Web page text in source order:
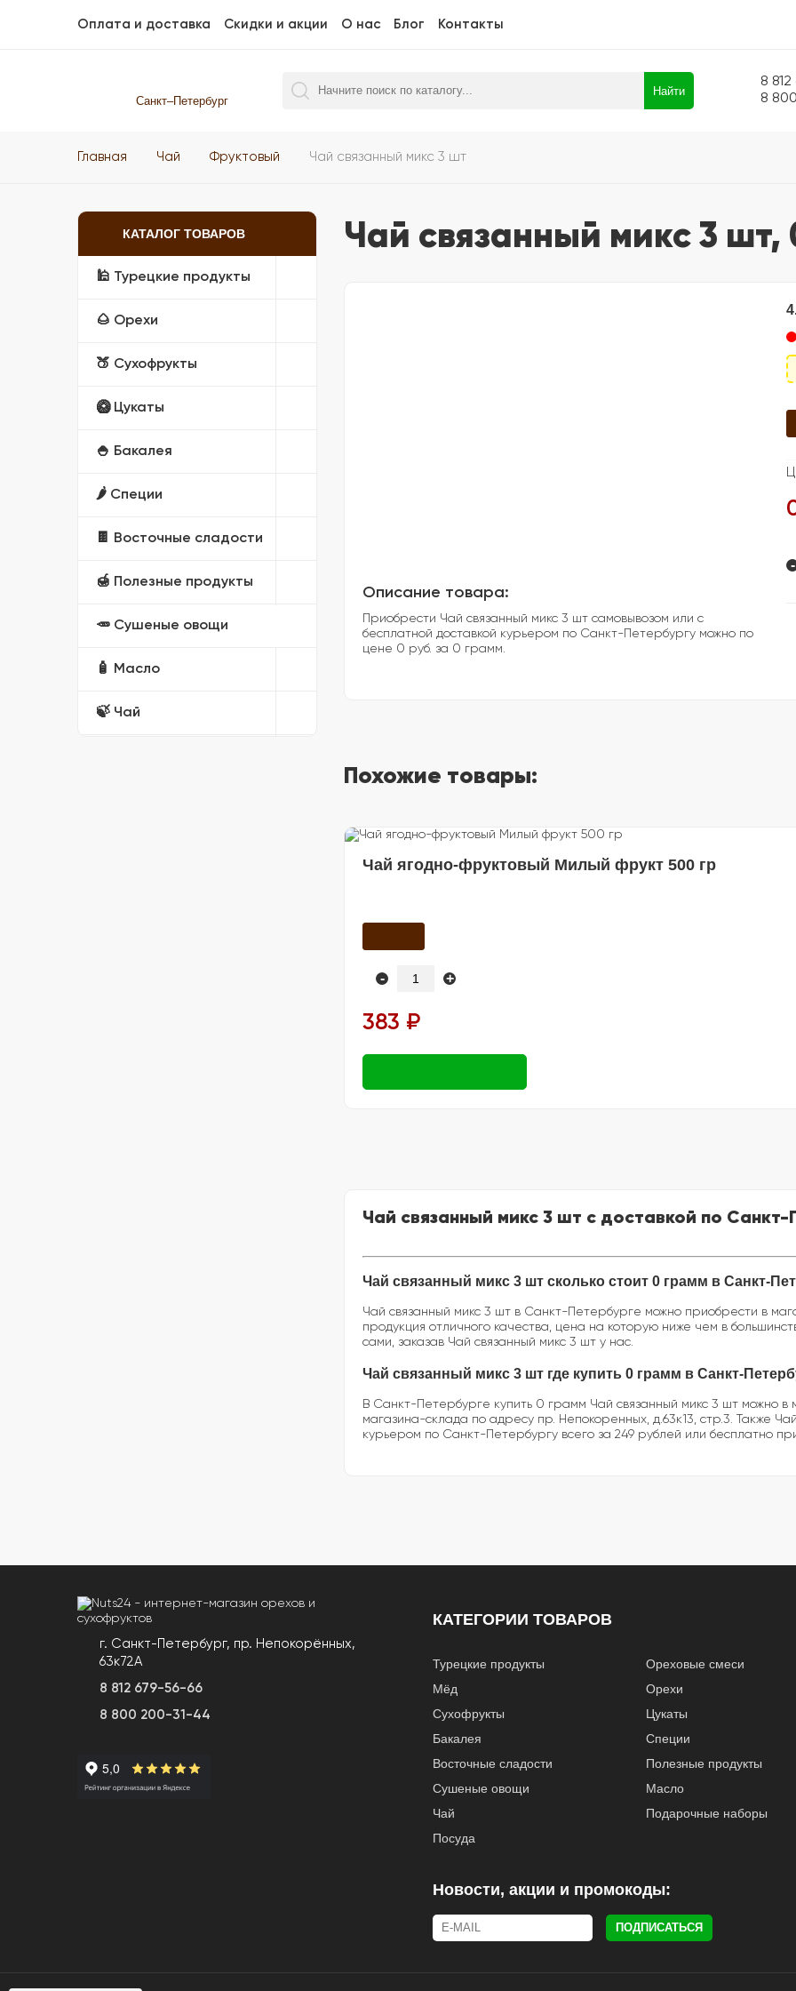
Оплата и доставка Скидки и акции О нас Блог Контакты
Санкт–Петербург
Найти
8
8
Главная Чай Фруктовый Чай связанный микс 3 шт
КАТАЛОГ ТОВАРОВ
🕌 Турецкие продукты
🌰 Орехи
🍑 Сухофрукты
🥝 Цукаты
🍚 Бакалея
🌶️ Специи
🍫 Восточные сладости
🍯 Полезные продукты
🥕 Сушеные овощи
🧴 Масло
🍃 Чай
Чай связанный микс 3 шт,
Описание товара:
Приобрести Чай связанный микс 3 шт самовывозом или с
бесплатной доставкой курьером по Санкт-Петербургу можно по
цене 0 руб. за 0 грамм.
-
Похожие товары:
Чай ягодно-фруктовый Милый фрукт 500 гр
- +
383 ₽
Чай связанный микс 3 шт с доставкой по Санкт-
Чай связанный микс 3 шт сколько стоит 0 грамм в Санкт-
Чай связанный микс 3 шт в Санкт-Петербурге можно приобрести в
продукция отличного качества, цена на которую ниже чем в
сами, заказав Чай связанный микс 3 шт у нас.
Чай связанный микс 3 шт где купить 0 грамм в Санкт-
В Санкт-Петербурге купить 0 грамм Чай связанный микс 3 шт можно в
магазина-склада по адресу пр. Непокоренных, д.63к13, стр.3. Также
курьером по Санкт-Петербургу всего за 249 рублей или бесплатно
г. Санкт-Петербург, пр. Непокорённых,
63к72А
8 812 679-56-66
8 800 200-31-44
КАТЕГОРИИ ТОВАРОВ
Турецкие продукты
Ореховые смеси
Мёд
Орехи
Сухофрукты
Цукаты
Бакалея
Специи
Восточные сладости
Полезные продукты
Сушеные овощи
Масло
Чай
Подарочные наборы
Посуда
Новости, акции и промокоды:
ПОДПИСАТЬСЯ